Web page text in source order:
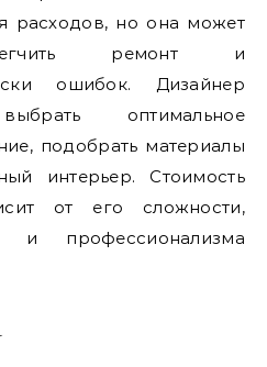
расходов, но она может
ремонт и
ошибок. Дизайнер
оптимальное
подобрать материалы
интерьер. Стоимость
от его сложности,
и профессионализма